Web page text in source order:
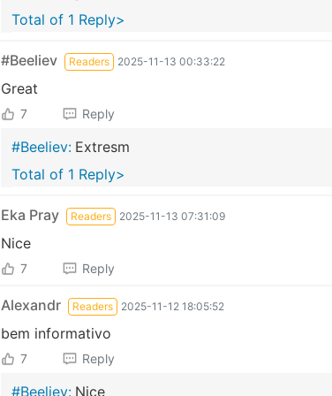
Total of 1 Reply>
#Beeliev Readers 2025-11-13 00:33:22
Great
7 Reply
#Beeliev: Extresm
Total of 1 Reply>
Eka Pray Readers 2025-11-13 07:31:09
Nice
7 Reply
Alexandr Readers 2025-11-12 18:05:52
bem informativo
7 Reply
#Beeliev: Nice